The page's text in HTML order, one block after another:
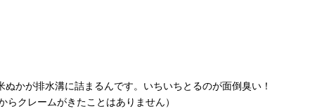
かが排水溝に詰まるんです。いちいちとるのが面倒臭い！
クレームがきたことはありません）